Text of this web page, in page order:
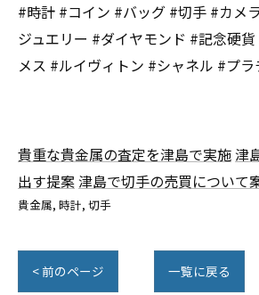
#時計 #コイン #バッグ #切手 #カメ
ジュエリー #ダイヤモンド #記念硬
メス #ルイヴィトン #シャネル #プラ
貴重な貴金属の査定を津島で実施 津
出す提案 津島で切手の売買について
貴金属 時計 切手
< 前のページ 一覧に戻る